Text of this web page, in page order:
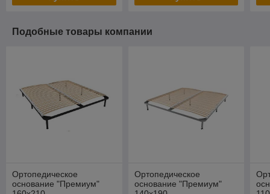
Подобные товары компании
Ортопедическое
основание "Премиум"
Ортопедическое
основание "Премиум"